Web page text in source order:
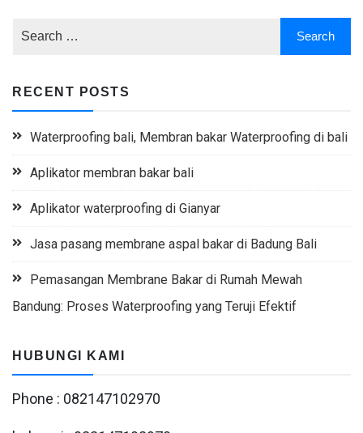
RECENT POSTS
Waterproofing bali, Membran bakar Waterproofing di bali
Aplikator membran bakar bali
Aplikator waterproofing di Gianyar
Jasa pasang membrane aspal bakar di Badung Bali
Pemasangan Membrane Bakar di Rumah Mewah
Bandung: Proses Waterproofing yang Teruji Efektif
HUBUNGI KAMI
Phone : 082147102970